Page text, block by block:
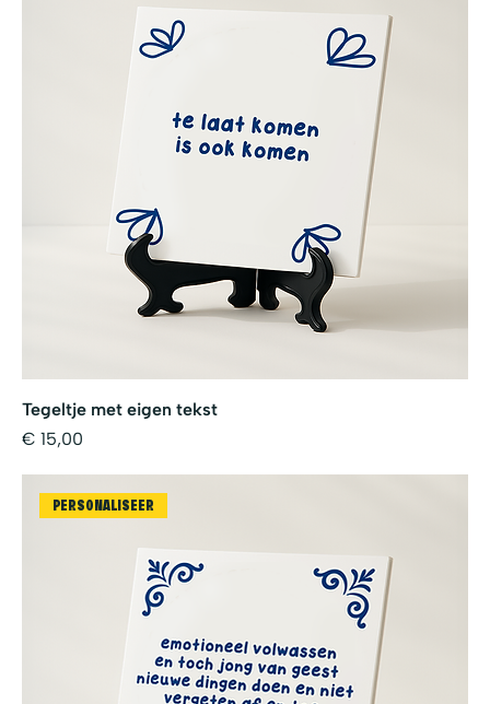
Tegeltje met eigen tekst
Prijs
€ 15,00
PERSONALISEER